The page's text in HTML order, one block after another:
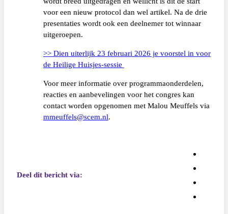
voor een nieuw protocol dan wel artikel. Na de drie
presentaties wordt ook een deelnemer tot winnaar
uitgeroepen.
>> Dien uiterlijk 23 februari 2026 je voorstel in voor
de Heilige Huisjes-sessie
Voor meer informatie over programmaonderdelen,
reacties en aanbevelingen voor het congres kan
contact worden opgenomen met Malou Meuffels via
mmeuffels@scem.nl.
Deel dit bericht via: